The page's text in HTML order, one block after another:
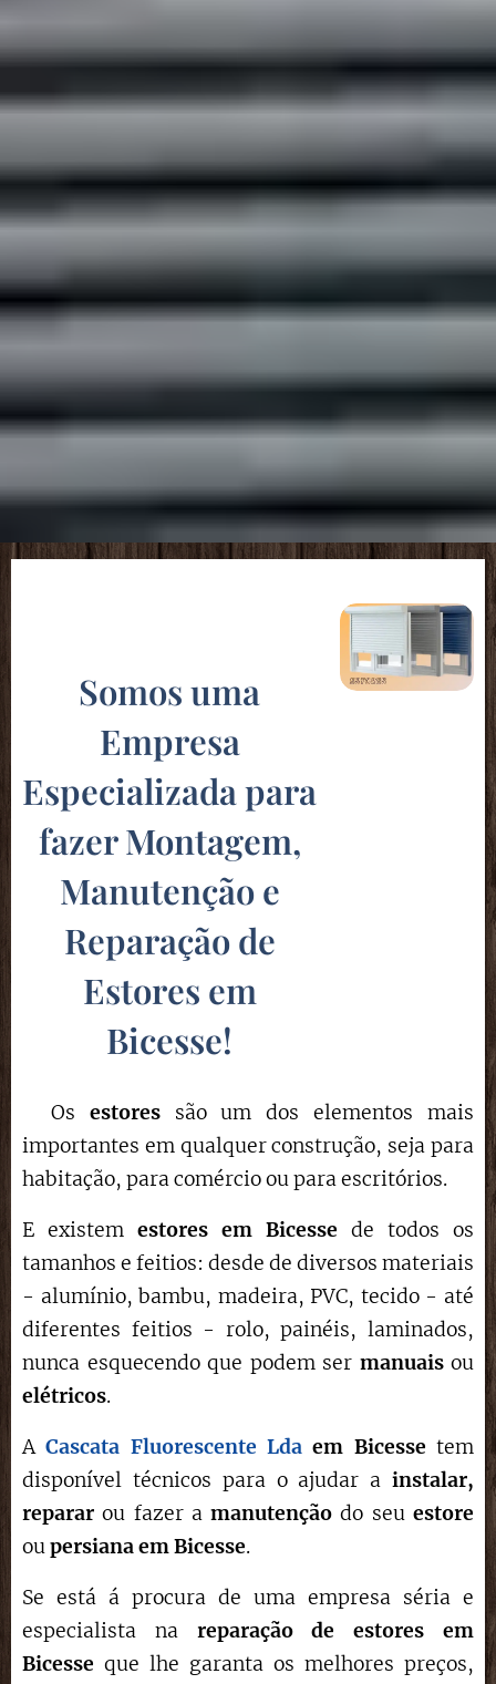
Somos uma
Empresa
Especializada para
fazer Montagem,
Manutenção e
Reparação de
Estores em
Bicesse!
Os estoressão um dos elementos mais
importantes em qualquer construção, seja para
habitação, para comércio ou para escritórios.
E existem estores em Bicesse de todos os
tamanhos e feitios: desde de diversos materiais
- alumínio, bambu, madeira, PVC, tecido - até
diferentes feitios - rolo, painéis, laminados,
nunca esquecendo que podem ser manuaisou
elétricos.
ACascata Fluorescente Lda em Bicessetem
disponível técnicos para o ajudar a instalar,
reparar ou fazer amanutenção do seuestore
oupersiana em Bicesse.
Se está á procura de uma empresa séria e
especialista na reparação de estores em
Bicesse que lhe garanta os melhores preços,